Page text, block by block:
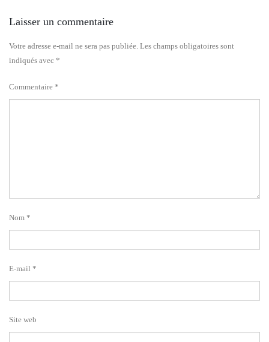
Laisser un commentaire
Votre adresse e-mail ne sera pas publiée. Les champs obligatoires sont
indiqués avec *
Commentaire *
Nom *
E-mail *
Site web